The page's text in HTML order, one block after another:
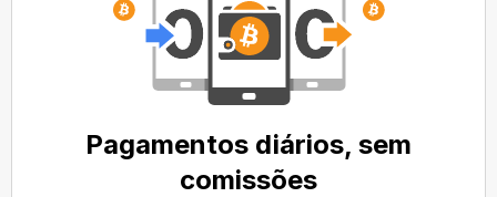
Pagamentos diários, sem
comissões